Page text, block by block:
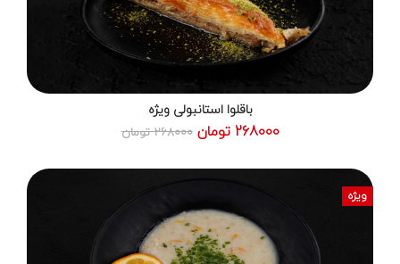
باقلوا استانبولی ویژه
268000 تومان 268000 تومان
ویژه